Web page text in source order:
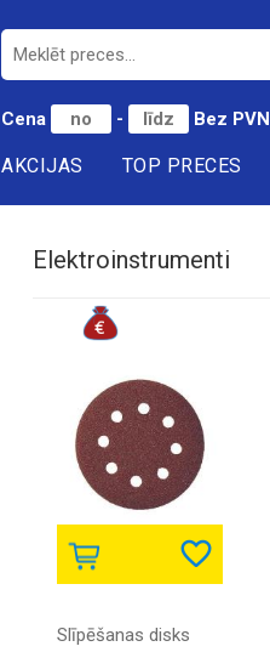
Cena - Bez PVN
AKCIJAS TOP PRECES
Elektroinstrumenti
Slīpēšanas disks